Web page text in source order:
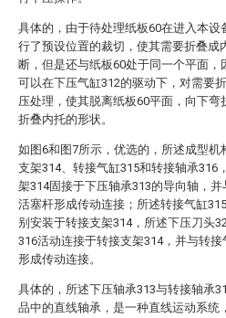
具体的，由于待处理纸板60在进入本设
行了预设位置的裁切，使其需要折叠成
断，但是还与纸板60处于同一个平面，
可以在下压气缸312的驱动下，对需要
压处理，使其脱离纸板60平面，向下弯
折叠内托的形状。
如图6和图7所示，优选的，所述成型机
支架314、转接气缸315和转接轴承316
架314固接于下压轴承313的导向轴，并
活塞杆形成传动连接；所述转接气缸
别安装于转接支架314，所述下压刀头
316活动连接于转接支架314，并与转
形成传动连接。
具体的，所述下压轴承313与转接轴承
品中的直线轴承，是一种直线运动系统